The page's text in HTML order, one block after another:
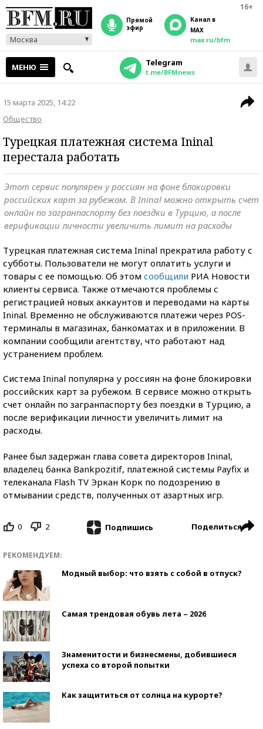
16+
Москва
прямой
эфир
Канал в
MAX
max.ru/bfm
МЕНЮ Telegram
t.me/BFMnews
15 марта 2025, 14:22
Общество
Турецкая платежная система Ininal
перестала работать
Этот сервис популярен у россиян на фоне блокировки
российских карт за рубежом. В Ininal можно открыть счет
онлайн по загранпаспорту без поездки в Турцию, а после
верификации личности увеличить лимит на расходы
Турецкая платежная система Ininal прекратила работу с
субботы. Пользователи не могут оплатить услуги и
товары с ее помощью. Об этом сообщили РИА Новости
клиенты сервиса. Также отмечаются проблемы с
регистрацией новых аккаунтов и переводами на карты
Ininal. Временно не обслуживаются платежи через POS-
терминалы в магазинах, банкоматах и в приложении. В
компании сообщили агентству, что работают над
устранением проблем.
Система Ininal популярна у россиян на фоне блокировки
российских карт за рубежом. В сервисе можно открыть
счет онлайн по загранпаспорту без поездки в Турцию, а
после верификации личности увеличить лимит на
расходы.
Ранее был задержан глава совета директоров Ininal,
владелец банка Bankpozitif, платежной системы Payfix и
телеканала Flash TV Эркан Корк по подозрению в
отмывании средств, полученных от азартных игр.
0 2 Подпишись Поделиться
РЕКОМЕНДУЕМ:
Модный выбор: что взять с собой в отпуск?
Самая трендовая обувь лета – 2026
Знаменитости и бизнесмены, добившиеся
успеха со второй попытки
Как защититься от солнца на курорте?